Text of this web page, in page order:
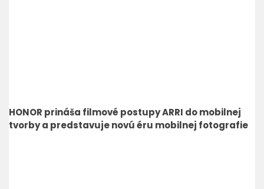
HONOR prináša filmové postupy ARRI do mobilnej
tvorby a predstavuje novú éru mobilnej fotografie